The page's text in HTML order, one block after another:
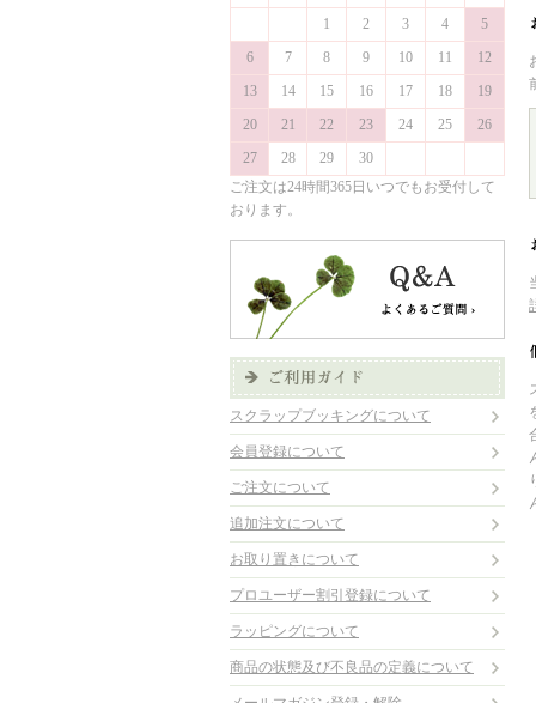
1
2 3 4
5
6
7 8 9 10 11
12
13
14 15 16 17 18
19
20
21 22 23 24 25
26
27
28 29
30
ご注文は24時間365日いつでもお受付して
おります。
スクラップブッキングについて
会員登録について
ご注文について
追加注文について
お取り置きについて
プロユーザー割引登録について
ラッピングについて
商品の状態及び不良品の定義について